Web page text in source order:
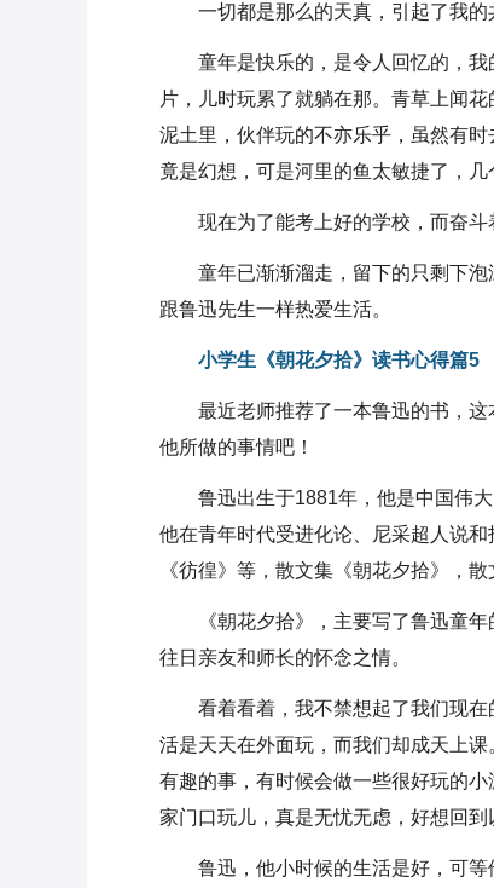
一切都是那么的天真，引起了我
童年是快乐的，是令人回忆的，
片，儿时玩累了就躺在那。青草上闻
泥土里，伙伴玩的不亦乐乎，虽然有
竟是幻想，可是河里的鱼太敏捷了，
现在为了能考上好的学校，而奋斗
童年已渐渐溜走，留下的只剩下
跟鲁迅先生一样热爱生活。
小学生《朝花夕拾》读书心得篇5
最近老师推荐了一本鲁迅的书，
他所做的事情吧！
鲁迅出生于1881年，他是中国伟
他在青年时代受进化论、尼采超人说
《彷徨》等，散文集《朝花夕拾》，
《朝花夕拾》，主要写了鲁迅童
往日亲友和师长的怀念之情。
看着看着，我不禁想起了我们现
活是天天在外面玩，而我们却成天上
有趣的事，有时候会做一些很好玩的
家门口玩儿，真是无忧无虑，好想回到
鲁迅，他小时候的生活是好，可